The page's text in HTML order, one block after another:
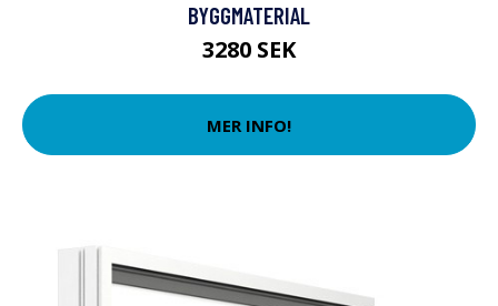
BYGGMATERIAL
3280 SEK
MER INFO!